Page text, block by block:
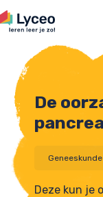
De
Geneeskunde
Deze kun je